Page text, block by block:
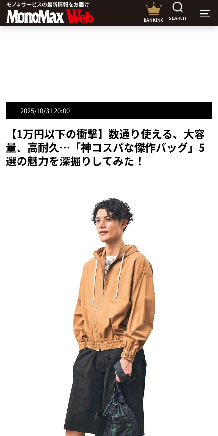
RANKING SEARCH
2025/10/31 20:00
【1万円以下の衝撃】数通り使える、大容
量、高耐久…「神コスパな傑作バッグ」5
選の魅力を深掘りしてみた！